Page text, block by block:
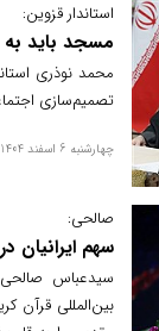
استاندار قزوین:
مسجد باید
محمد نوذری
تصمیم‌سازی
چهارشنبه 6 اسفند 1404
صالحی:
سهم
سیدعباس
بین‌المللی قرآن